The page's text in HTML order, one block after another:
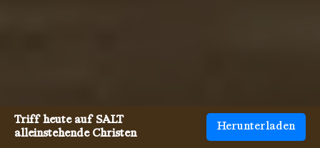
Triff heute auf SALT
alleinstehende Christen
Herunterladen